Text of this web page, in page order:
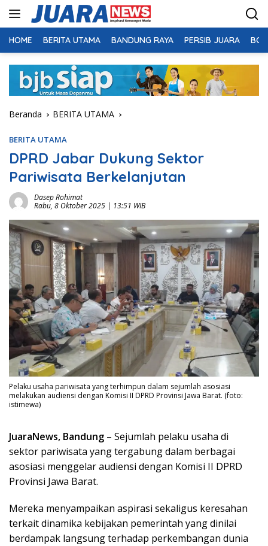
HOME BERITA UTAMA BANDUNG RAYA PERSIB JUARA
Beranda BERITA UTAMA
BERITA UTAMA
DPRD Jabar Dukung Sektor
Pariwisata Berkelanjutan
Dasep Rohimat
Rabu, 8 Oktober 2025 | 13:51 WIB
Pelaku usaha pariwisata yang terhimpun dalam sejumlah asosiasi
melakukan audiensi dengan Komisi II DPRD Provinsi Jawa Barat. (foto:
istimewa)
JuaraNews, Bandung – Sejumlah pelaku usaha di
sektor pariwisata yang tergabung dalam berbagai
asosiasi menggelar audiensi dengan Komisi II DPRD
Provinsi Jawa Barat.
Mereka menyampaikan aspirasi sekaligus keresahan
terkait dinamika kebijakan pemerintah yang dinilai
berdampak langsung terhadap perkembangan dunia